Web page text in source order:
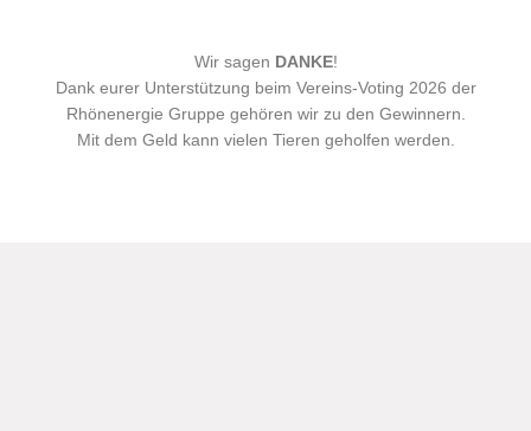
Wir sagen DANKE!
Dank eurer Unterstützung beim Vereins-Voting 2026 der
Rhönenergie Gruppe gehören wir zu den Gewinnern.
Mit dem Geld kann vielen Tieren geholfen werden.